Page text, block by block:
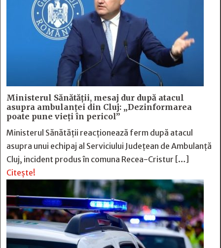
Ministerul Sănătății, mesaj dur după atacul
asupra ambulanței din Cluj: „Dezinformarea
poate pune vieți în pericol”
Ministerul Sănătății reacționează ferm după atacul
asupra unui echipaj al Serviciului Județean de Ambulanță
Cluj, incident produs în comuna Recea-Cristur […]
Citește!